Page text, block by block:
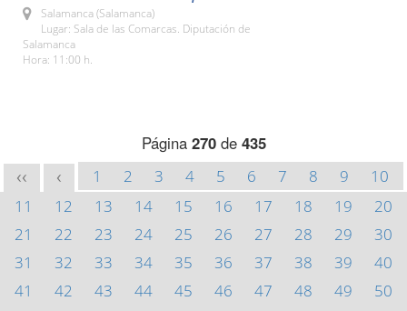
Salamanca (Salamanca)
Lugar: Sala de las Comarcas. Diputación de
Salamanca
Hora: 11:00 h.
Página 270de 435
<< < 1 2 3 4 5 6 7 8 9
10
11
12 13 14 15 16 17 18 19
20
21
22 23 24 25 26 27 28 29
30
31
32 33 34 35 36 37 38 39
40
41
42 43 44 45 46 47 48 49
50